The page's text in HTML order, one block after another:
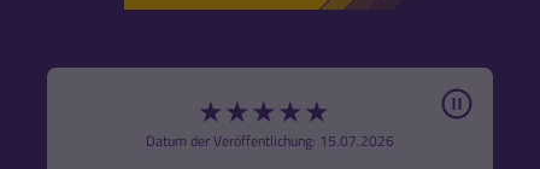
★★★★★
Datum der Veröffentlichung: 15.07.2026
Pause